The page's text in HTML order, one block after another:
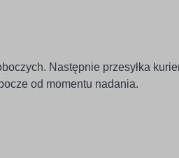
Następnie przesyłka
od momentu nadania.